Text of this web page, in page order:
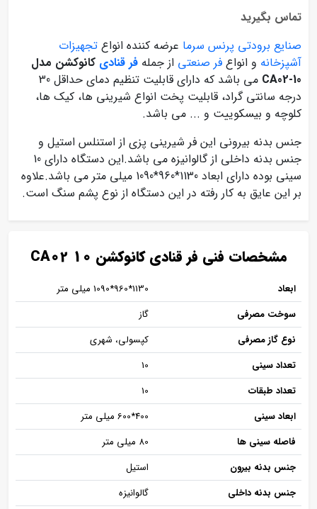
تماس بگیرید
صنایع برودتی پرنس سرما عرضه کننده انواع تجهیزات
آشپزخانه و انواع فر صنعتی از جمله فر قنادی کانوکشن مدل
CA02-10
می باشد که دارای قابلیت تنظیم دمای حداقل 30
درجه سانتی گراد، قابلیت پخت انواع شیرینی ها، کیک ها،
کلوچه و بیسکوییت و ... می باشد.
جنس بدنه بیرونی این فر شیرینی پزی از استنلس استیل و
جنس بدنه داخلی از گالوانیزه می باشد.این دستگاه دارای 10
سینی بوده دارای ابعاد 1130*960*1090 میلی متر می باشد.علاوه
بر این عایق به کار رفته در این دستگاه از نوع پشم سنگ است.
مشخصات فنی فر قنادی کانوکشن CA02 10
ابعاد
1130*960*1090 میلی متر
سوخت مصرفی
گاز
نوع گاز مصرفی
کپسولی، شهری
تعداد سینی
10
تعداد طبقات
10
ابعاد سینی
400*600 میلی متر
فاصله سینی ها
80 میلی متر
جنس بدنه بیرون
استیل
جنس بدنه داخلی
گالوانیزه